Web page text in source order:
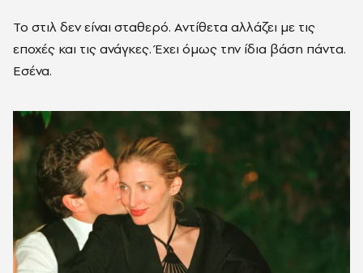
Το στιλ δεν είναι σταθερό. Αντίθετα αλλάζει με τις
εποχές και τις ανάγκες. Έχει όμως την ίδια βάση πάντα.
Εσένα.